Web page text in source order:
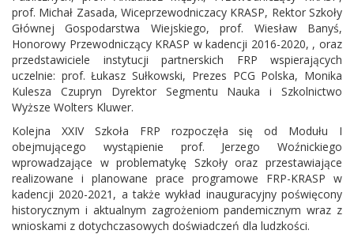
prof. Michał Zasada, Wiceprzewodniczacy KRASP, Rektor Szkoły
Głównej Gospodarstwa Wiejskiego, prof. Wiesław Banyś,
Honorowy Przewodniczący KRASP w kadencji 2016-2020, , oraz
przedstawiciele instytucji partnerskich FRP wspierających
uczelnie: prof. Łukasz Sułkowski, Prezes PCG Polska, Monika
Kulesza Czupryn Dyrektor Segmentu Nauka i Szkolnictwo
Wyższe Wolters Kluwer.
Kolejna XXIV Szkoła FRP rozpoczęła się od Modułu I
obejmującego wystąpienie prof. Jerzego Woźnickiego
wprowadzające w problematykę Szkoły oraz przestawiające
realizowane i planowane prace programowe FRP-KRASP w
kadencji 2020-2021, a także wykład inauguracyjny poświęcony
historycznym i aktualnym zagrożeniom pandemicznym wraz z
wnioskami z dotychczasowych doświadczeń dla ludzkości.